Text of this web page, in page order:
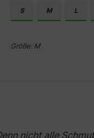
S M L
Größe: M
nicht alle